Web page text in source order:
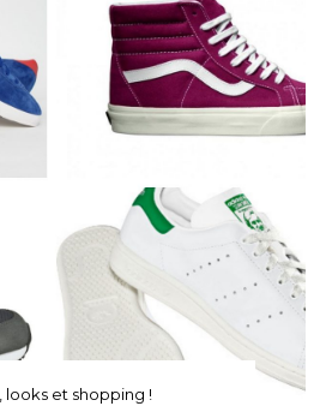
looks et shopping !